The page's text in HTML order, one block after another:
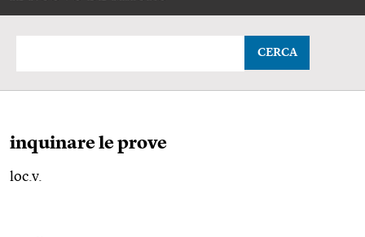
CERCA
inquinare le prove
loc.v.